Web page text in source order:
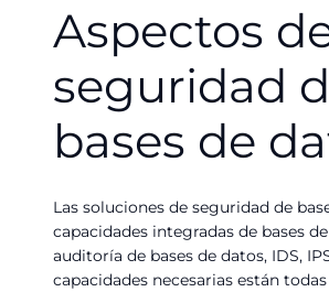
Aspectos
seguridad
bases de
Las soluciones de seguridad de
capacidades integradas de bases
auditoría de bases de datos, IDS,
capacidades necesarias están todas